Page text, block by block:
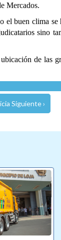
Mercados.
el buen clima se
sino
de las
Siguiente ›